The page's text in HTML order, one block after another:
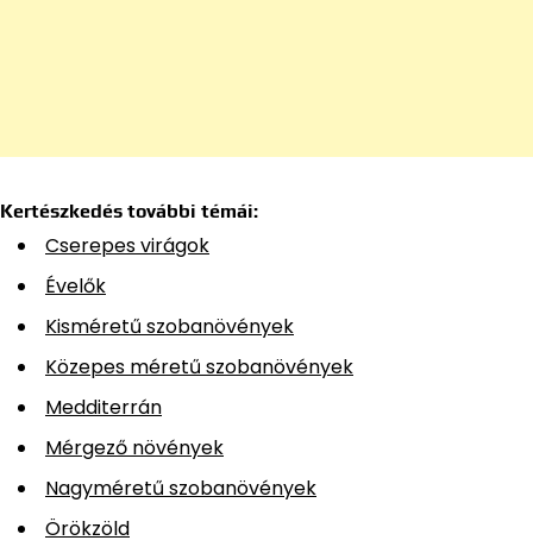
Kertészkedés további témái:
Cserepes virágok
Évelők
Kisméretű szobanövények
Közepes méretű szobanövények
Medditerrán
Mérgező növények
Nagyméretű szobanövények
Örökzöld